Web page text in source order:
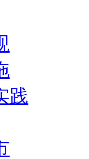
践